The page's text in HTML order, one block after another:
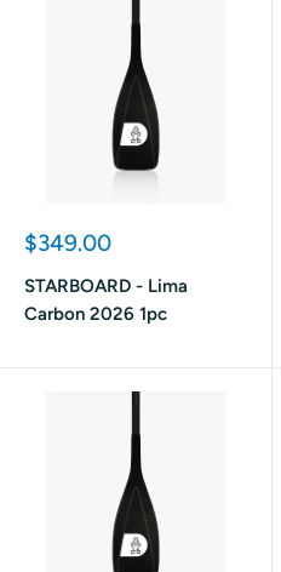
Prix
$349.00
STARBOARD - Lima
Carbon 2026 1pc